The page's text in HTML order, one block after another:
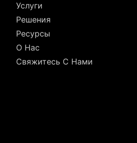
Услуги
Решения
Ресурсы
О Нас
Свяжитесь С Нами